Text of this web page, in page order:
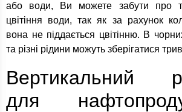
або води, Ви можете забути про
цвітіння води, так як за рахунок
вона не піддається цвітінню. В
та різні рідини можуть зберігатися
Вертикальний
для